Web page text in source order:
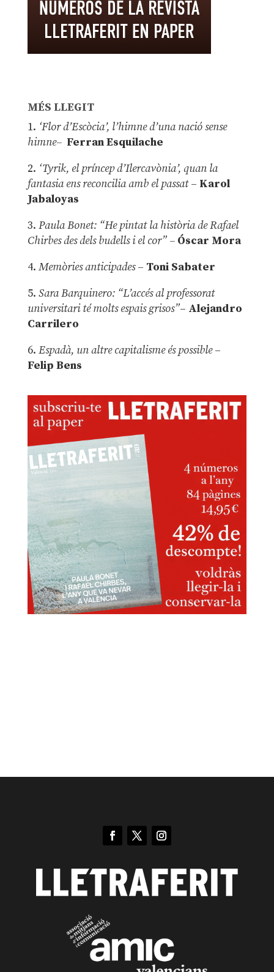
MÉS LLEGIT
1. ‘Flor d’Escòcia’, l’himne d’una nació sense
himne– Ferran Esquilache
2. ‘Tyrik, el príncep d’Ilercavònia’, quan la
fantasia ens reconcilia amb el passat– Karol
Jabaloyas
3. Paula Bonet: “He pintat la història de Rafael
Chirbes des dels budells i el cor” –Óscar Mora
4. Memòries anticipades– Toni Sabater
5. Sara Barquinero: “L’accés al professorat
universitari té molts espais grisos”– Alejandro
Carrilero
6. Espadà, un altre capitalisme és possible –
Felip Bens